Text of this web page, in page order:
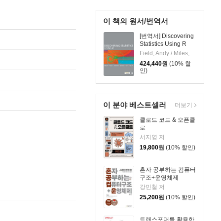
이 책의 원서/번역서
[번역서] Discovering
Statistics Using R
Field, Andy / Miles, Jeremy / Field, Zoe
424,440원 (10% 할
인)
이 분야 베스트셀러
클로드 코드 & 오픈클
로
서지영 저
19,800원 (10% 할인)
혼자 공부하는 컴퓨터
구조+운영체제
강민철 저
25,200원 (10% 할인)
더보기